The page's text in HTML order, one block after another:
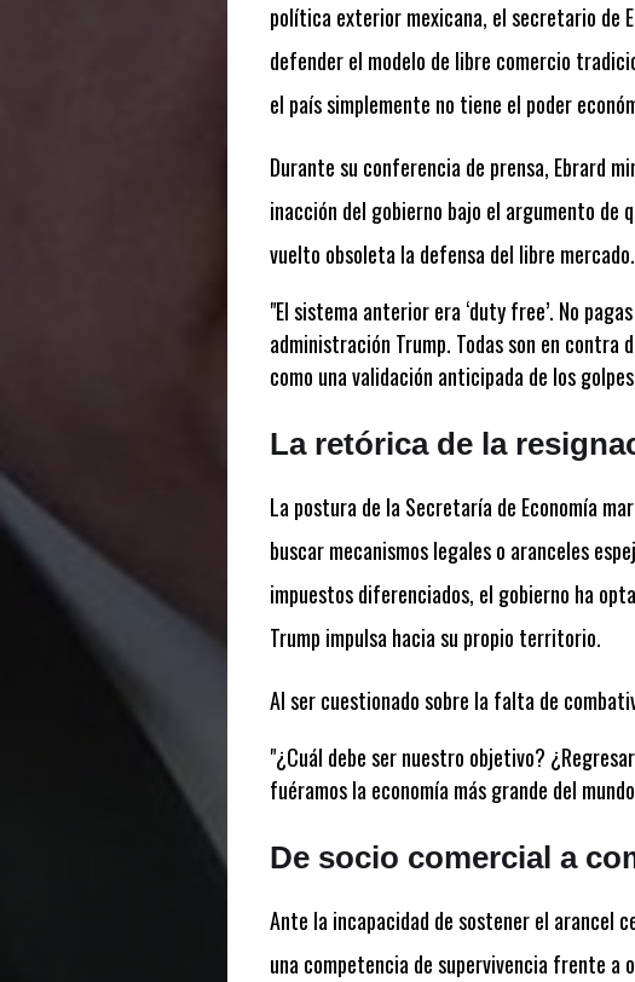
política exterior mexicana, el secretario de
defender el modelo de libre comercio
el país simplemente no tiene el poder
Durante su conferencia de prensa, Ebrard
inacción del gobierno bajo el argumento de
vuelto obsoleta la defensa del libre mercado.
"El sistema anterior era ‘duty free’. No
administración Trump. Todas son en contra
como una validación anticipada de los
La retórica de la
La postura de la Secretaría de Economía
buscar mecanismos legales o aranceles
impuestos diferenciados, el gobierno ha
Trump impulsa hacia su propio territorio.
Al ser cuestionado sobre la falta de
"¿Cuál debe ser nuestro objetivo?
fuéramos la economía más grande del
De socio comercial a
Ante la incapacidad de sostener el arancel
una competencia de supervivencia frente